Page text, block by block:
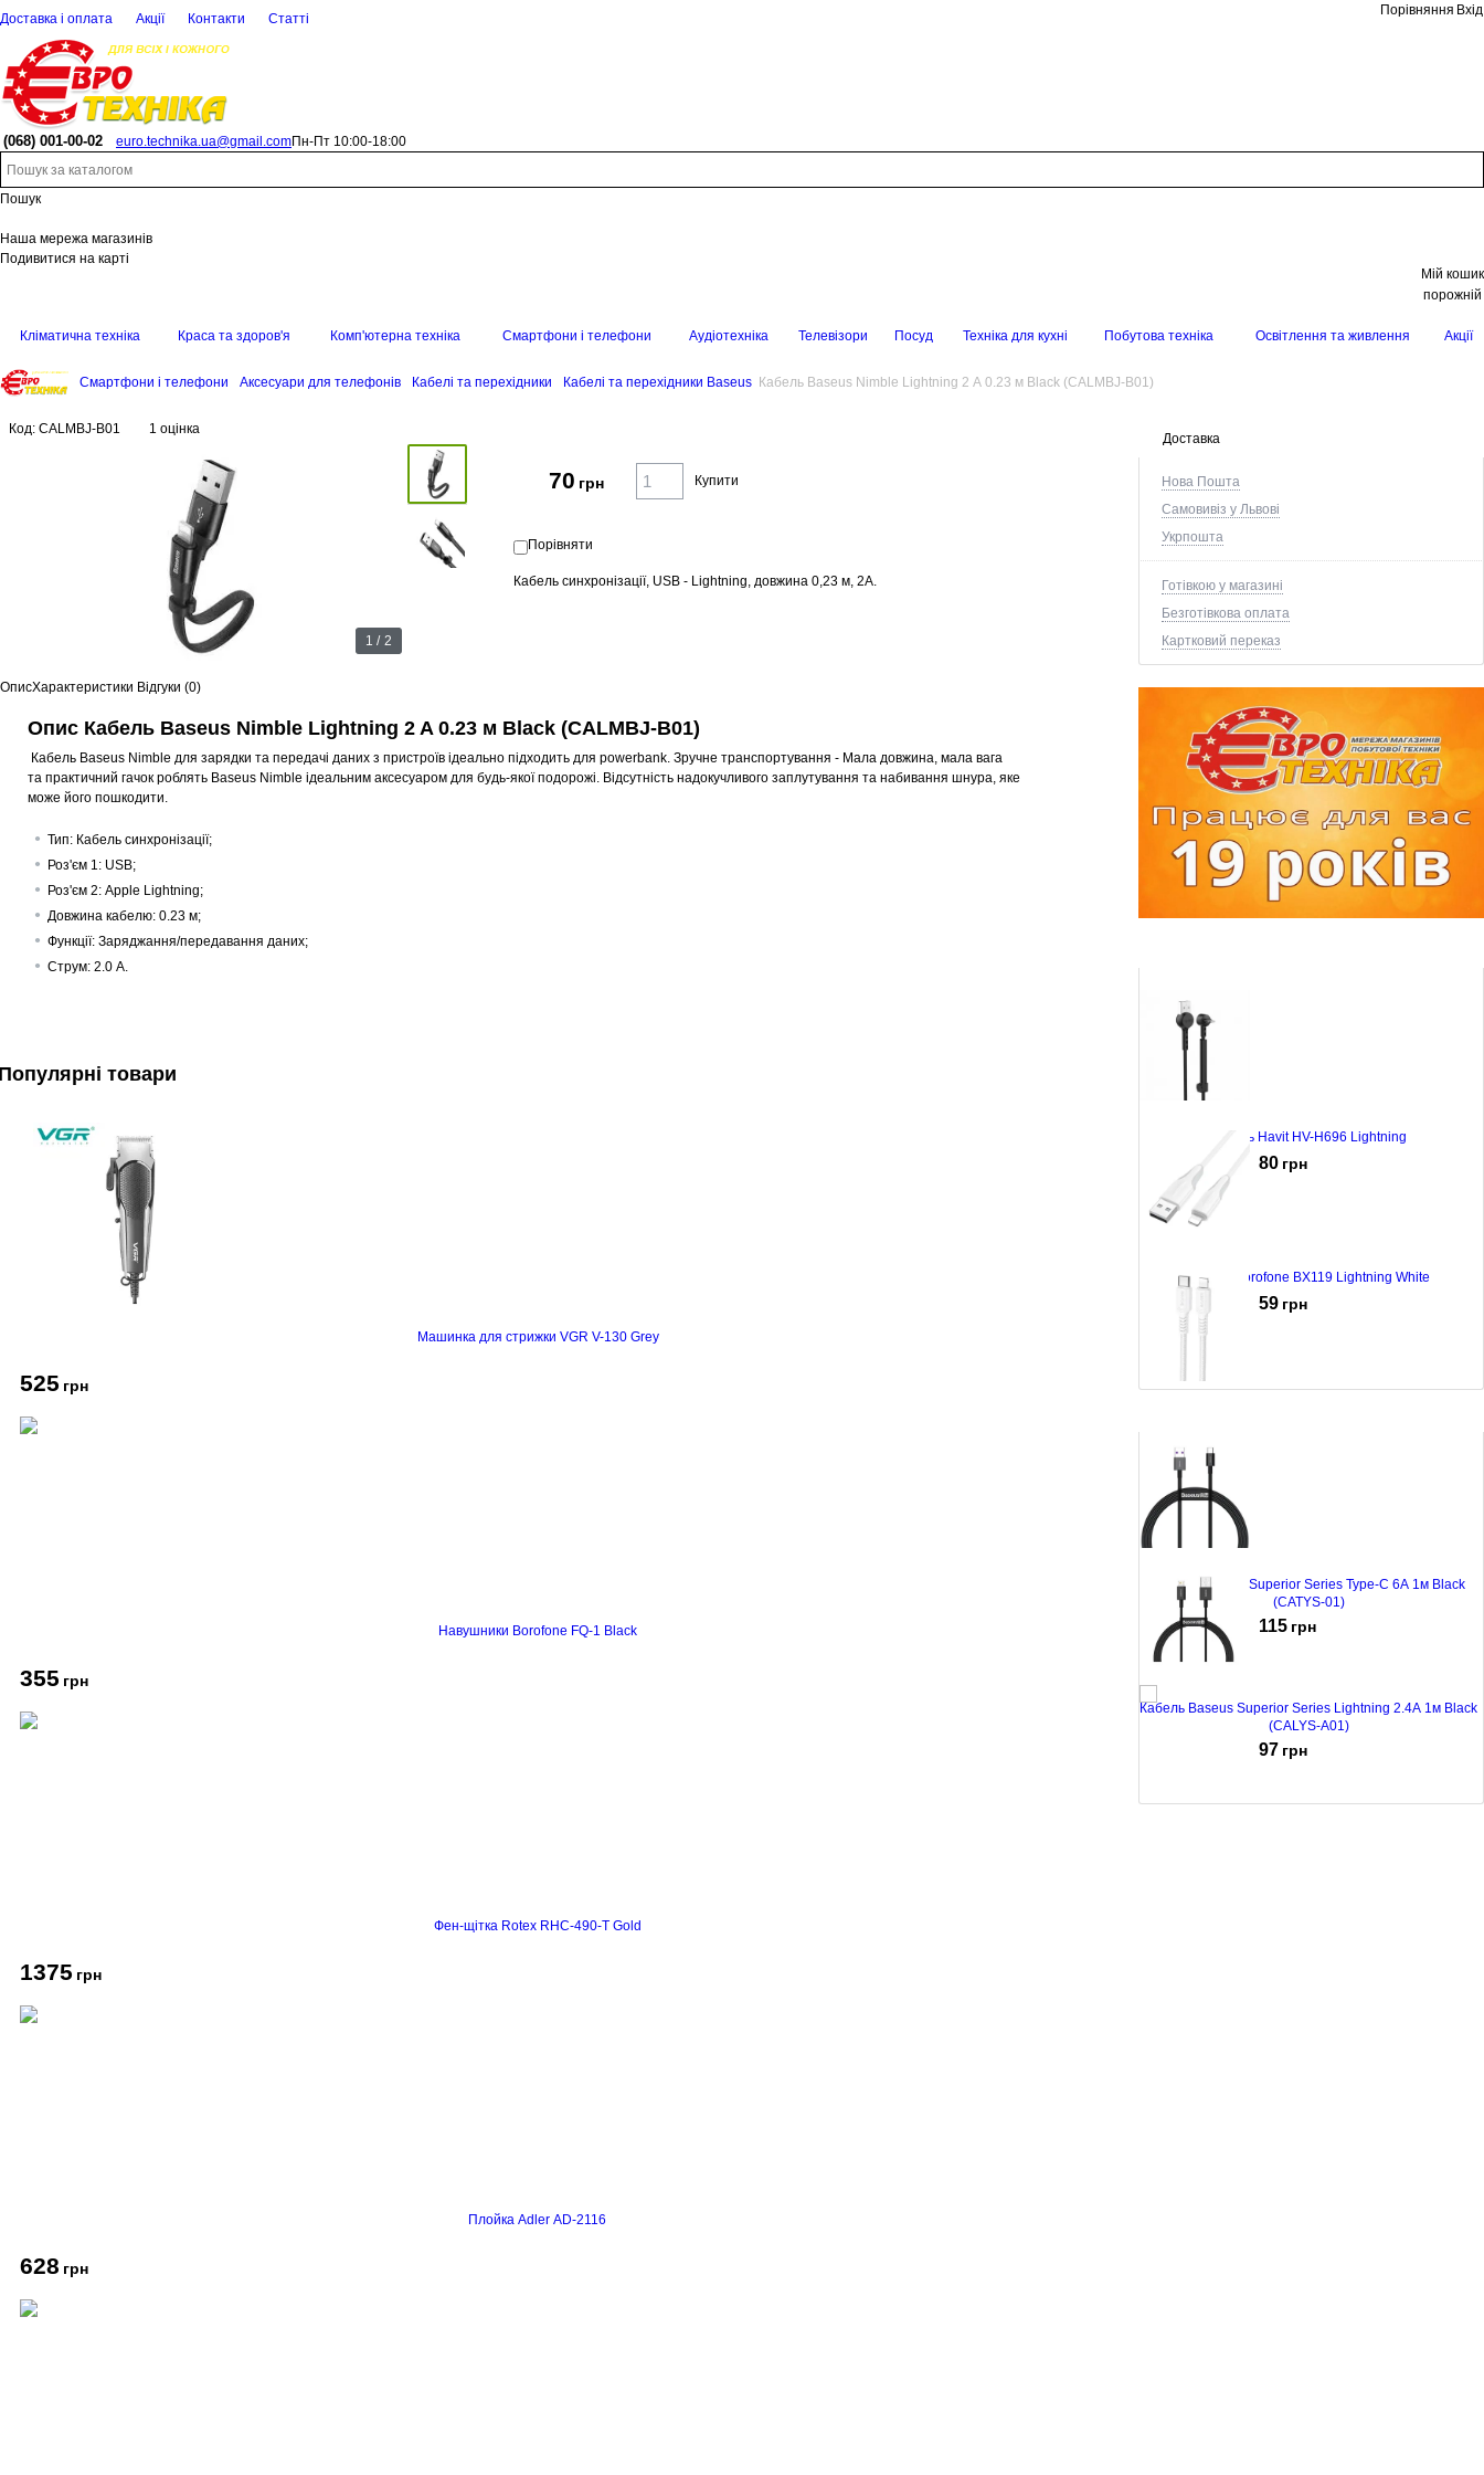
Доставка і оплата Акції Контакти Статті
Порівняння Вхід
(068) 001-00-02 euro.technika.ua@gmail.comПн-Пт 10:00-18:00
Пошук
Наша мережа магазинів
Подивитися на карті
Мій кошик
порожній
Кліматична техніка Краса та здоров'я Комп'ютерна техніка Смартфони і телефони Аудіотехніка Телевізори Посуд Техніка для кухні Побутова техніка Освітлення та живлення Акції
Смартфони і телефони Аксесуари для телефонів Кабелі та перехідники Кабелі та перехідники Baseus Кабель Baseus Nimble Lightning 2 A 0.23 м Black (CALMBJ-B01)
Доставка
Нова Пошта
Самовивіз у Львові
Укрпошта
Готівкою у магазині
Безготівкова оплата
Картковий переказ
Кабель Havit HV-H696 Lightning
80 грн
Кабель Borofone BX119 Lightning White
59 грн
Кабель Baseus Superior Series Type-C 6A 1м Black
(CATYS-01)
115 грн
Кабель Baseus Superior Series Lightning 2.4A 1м Black
(CALYS-A01)
97 грн
Код: CALMBJ-B01 1 оцінка
1 / 2
70 грн Купити
Порівняти
Кабель синхронізації, USB - Lightning, довжина 0,23 м, 2A.
ОписХарактеристики Відгуки (0)
Опис Кабель Baseus Nimble Lightning 2 A 0.23 м Black (CALMBJ-B01)
Кабель Baseus Nimble для зарядки та передачі даних з пристроїв ідеально підходить для powerbank. Зручне транспортування - Мала довжина, мала вага
та практичний гачок роблять Baseus Nimble ідеальним аксесуаром для будь-якої подорожі. Відсутність надокучливого заплутування та набивання шнура, яке
може його пошкодити.
Тип: Кабель синхронізації;
Роз'єм 1: USB;
Роз'єм 2: Apple Lightning;
Довжина кабелю: 0.23 м;
Функції: Заряджання/передавання даних;
Струм: 2.0 А.
товари
Машинка для стрижки VGR V-130 Grey
525 грн
Навушники Borofone FQ-1 Black
355 грн
Фен-щітка Rotex RHC-490-T Gold
1375 грн
Плойка Adler AD-2116
628 грн